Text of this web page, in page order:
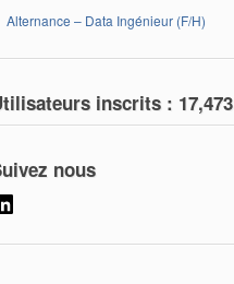
Alternance – Data Ingénieur (F/H)
inscrits : 17,473
nous